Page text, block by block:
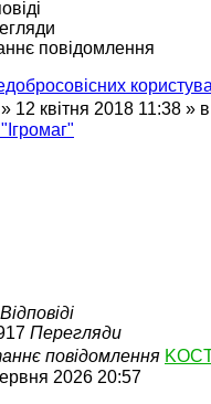
повідомлення
» 12 квітня 2018 11:38 » в
Відповіді
Перегляди
повідомлення
2026 20:57